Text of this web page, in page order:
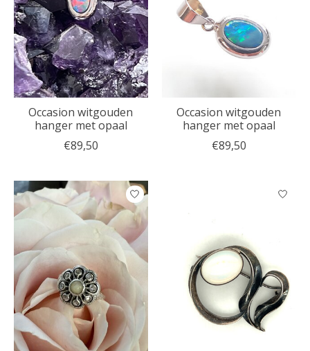
Occasion witgouden
hanger met opaal
€89,50
Occasion witgouden
hanger met opaal
€89,50